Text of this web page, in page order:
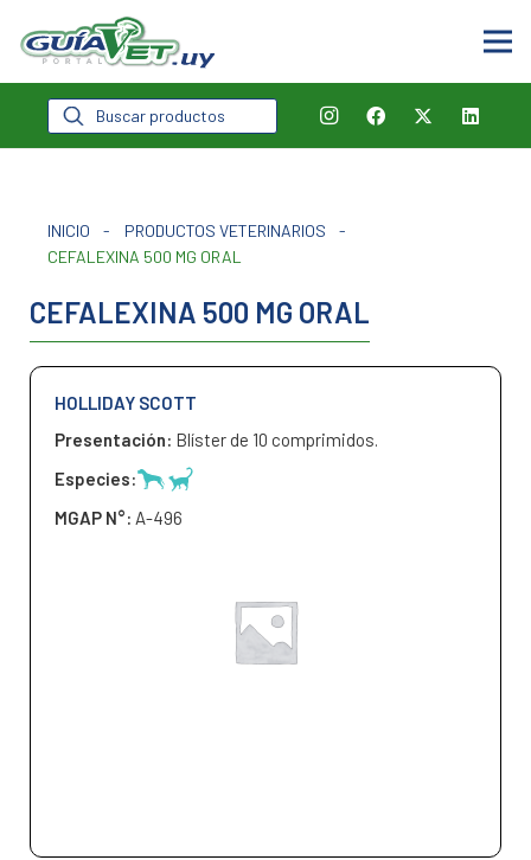
Búsqueda
de
productos
INICIO - PRODUCTOS VETERINARIOS
-
CEFALEXINA 500 MG ORAL
CEFALEXINA 500 MG ORAL
HOLLIDAY SCOTT
Presentación: Blíster de 10 comprimidos.
Especies:
MGAP N°: A-496